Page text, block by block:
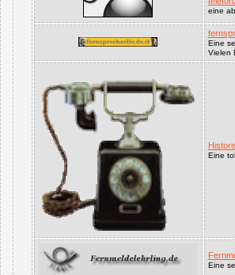
eine
Eine
Vielen
Eine
Eine